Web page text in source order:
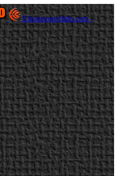
Elsotanoperdido.com -